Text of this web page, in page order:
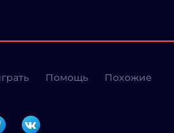
Помощь Похожие